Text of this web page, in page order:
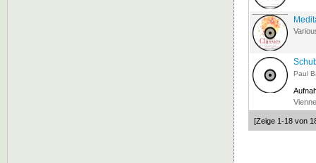
Paul
[Zeige 1-18 von